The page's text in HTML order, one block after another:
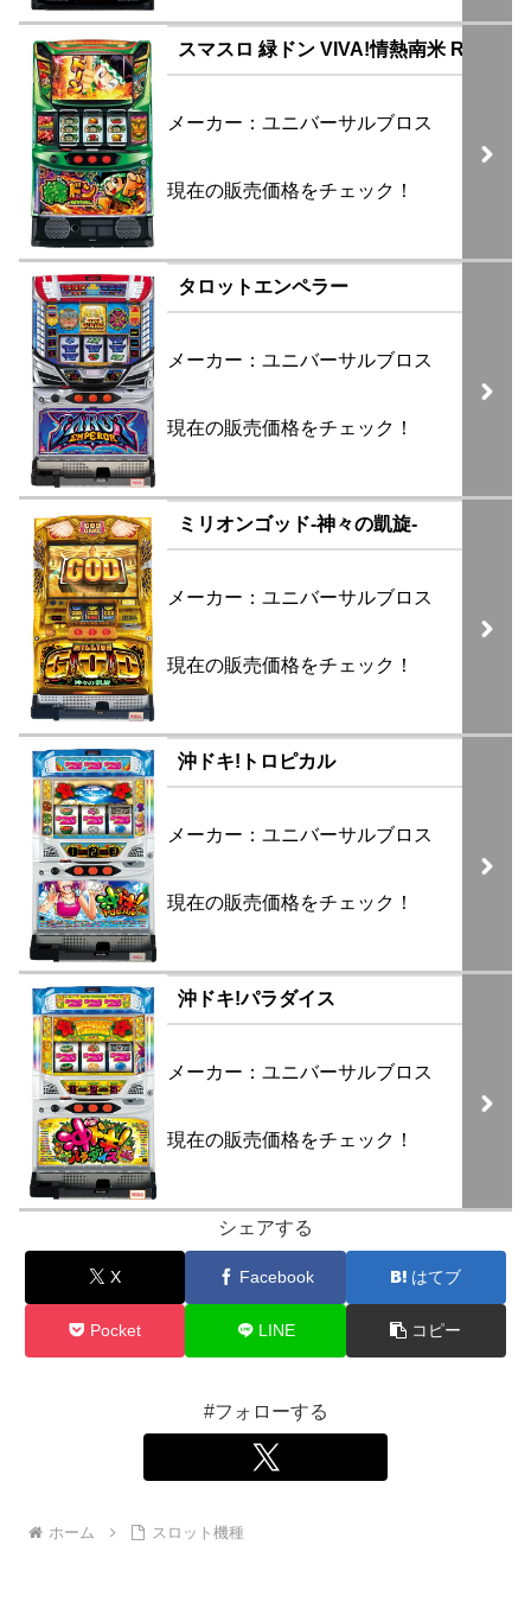
スマスロ 緑ドン VIVA!情熱南米
メーカー：ユニバーサルブロス
現在の販売価格をチェック！
タロットエンペラー
メーカー：ユニバーサルブロス
現在の販売価格をチェック！
ミリオンゴッド-神々の凱旋-
メーカー：ユニバーサルブロス
現在の販売価格をチェック！
沖ドキ!トロピカル
メーカー：ユニバーサルブロス
現在の販売価格をチェック！
沖ドキ!パラダイス
メーカー：ユニバーサルブロス
現在の販売価格をチェック！
シェアする
X Facebook はてブ
Pocket LINE コピー
#フォローする
ホーム スロット機種